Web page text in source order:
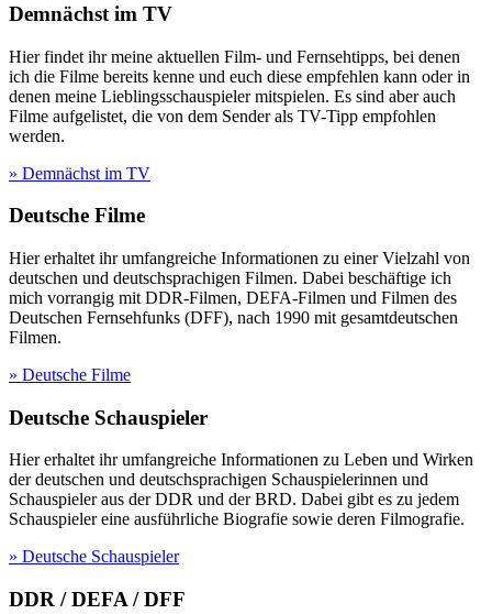
Demnächst im TV
Hier findet ihr meine aktuellen Film- und Fernsehtipps, bei denen
ich die Filme bereits kenne und euch diese empfehlen kann oder in
denen meine Lieblingsschauspieler mitspielen. Es sind aber auch
Filme aufgelistet, die von dem Sender als TV-Tipp empfohlen
werden.
» Demnächst im TV
Deutsche Filme
Hier erhaltet ihr umfangreiche Informationen zu einer Vielzahl von
deutschen und deutschsprachigen Filmen. Dabei beschäftige ich
mich vorrangig mit DDR-Filmen, DEFA-Filmen und Filmen des
Deutschen Fernsehfunks (DFF), nach 1990 mit gesamtdeutschen
Filmen.
» Deutsche Filme
Deutsche Schauspieler
Hier erhaltet ihr umfangreiche Informationen zu Leben und Wirken
der deutschen und deutschsprachigen Schauspielerinnen und
Schauspieler aus der DDR und der BRD. Dabei gibt es zu jedem
Schauspieler eine ausführliche Biografie sowie deren Filmografie.
» Deutsche Schauspieler
DDR / DEFA / DFF